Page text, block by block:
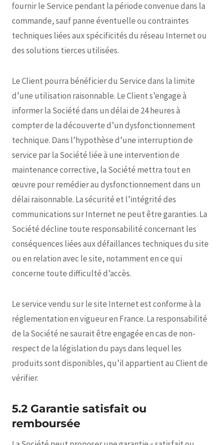
fournir le Service pendant la période convenue dans la
commande, sauf panne éventuelle ou contraintes
techniques liées aux spécificités du réseau Internet ou
des solutions tierces utilisées.
Le Client pourra bénéficier du Service dans la limite
d’une utilisation raisonnable. Le Client s’engage à
informer la Société dans un délai de 24 heures à
compter de la découverte d’un dysfonctionnement
technique. Dans l’hypothèse d’une interruption de
service par la Société liée à une intervention de
maintenance corrective, la Société mettra tout en
œuvre pour remédier au dysfonctionnement dans un
délai raisonnable. La sécurité et l’intégrité des
communications sur Internet ne peut être garanties. La
Société décline toute responsabilité concernant les
conséquences liées aux défaillances techniques du site
ou en relation avec le site, notamment en ce qui
concerne toute difficulté d’accès.
Le service vendu sur le site Internet est conforme à la
réglementation en vigueur en France. La responsabilité
de la Société ne saurait être engagée en cas de non-
respect de la législation du pays dans lequel les
produits sont disponibles, qu’il appartient au Client de
vérifier.
5.2 Garantie satisfait ou
remboursée